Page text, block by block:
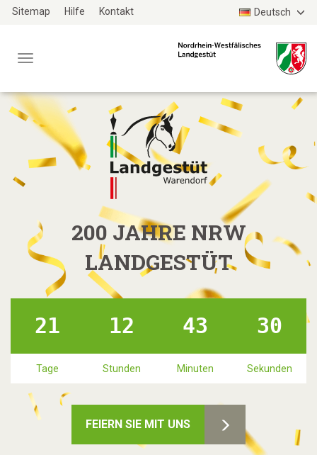
ZumSitemap Hilfe Kontakt Deutsch
Menü
WEBSITE
200 JAHRE NRW
LANDGESTÜT
21
Tage
12
Stunden
43
Minuten
29
Sekunden
FEIERN SIE MIT UNS